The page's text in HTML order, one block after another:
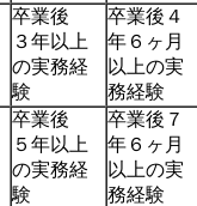
卒業後
３年以上
の実務経
験
卒業後４
年６ヶ月
以上の実
務経験
卒業後
５年以上
の実務経
験
卒業後７
年６ヶ月
以上の実
務経験